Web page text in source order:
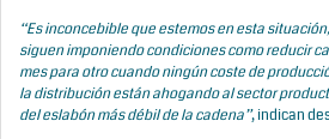
“Es inconcebible que estemos en esta
siguen imponiendo condiciones como reducir
mes para otro cuando ningún coste de
la distribución están ahogando al sector
del eslabón más débil de la cadena”, indican